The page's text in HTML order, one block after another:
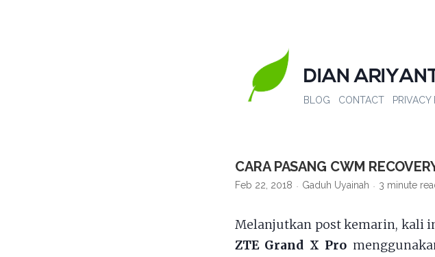
DIAN
BLOG CONTACT PRIVACY
CARA PASANG CWM
Feb 22, 2018 Gaduh Uyainah 3 minute
Melanjutkan post kemarin, kali
ZTE Grand X Pro